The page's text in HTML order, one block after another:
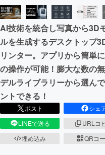
まちづくり・地
CAMPFIRE for Social
CAMPFIREふるさと
AI技術を統合し写真から3D
ルを生成するデスクトップ
リンター。アプリから簡単
の操作が可能！膨大な数の
デルライブラリーから選ん
ントできる！
ポスト
シェ
LINEで送る
URLコ
埋め込み
QRコ